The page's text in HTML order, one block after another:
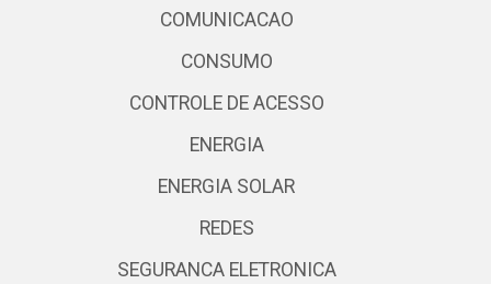
COMUNICACAO
CONSUMO
CONTROLE DE ACESSO
ENERGIA
ENERGIA SOLAR
REDES
SEGURANCA ELETRONICA